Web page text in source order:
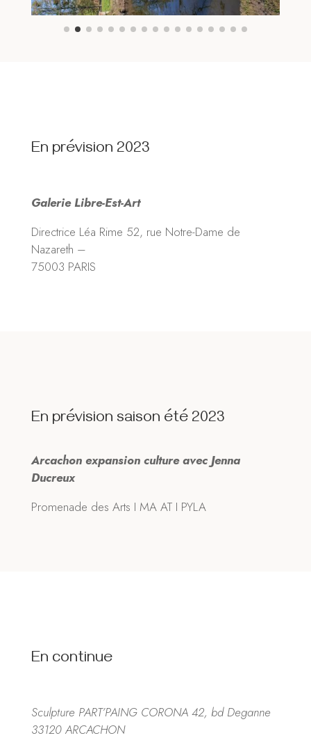
En prévision 2023
Galerie Libre-Est-Art
Directrice Léa Rime 52, rue Notre-Dame de
Nazareth –
75003 PARIS
En prévision saison été 2023
Arcachon expansion culture avec Jenna
Ducreux
Promenade des Arts I MA AT I PYLA
En continue
Sculpture PART’PAING CORONA 42, bd Deganne
33120 ARCACHON